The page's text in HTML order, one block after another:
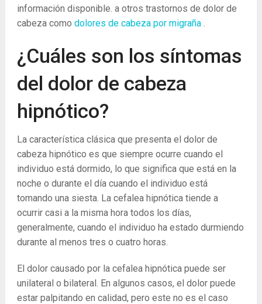
información disponible. a otros trastornos de dolor de
cabeza como dolores de cabeza por migraña .
¿Cuáles son los síntomas
del dolor de cabeza
hipnótico?
La característica clásica que presenta el dolor de
cabeza hipnótico es que siempre ocurre cuando el
individuo está dormido, lo que significa que está en la
noche o durante el día cuando el individuo está
tomando una siesta. La cefalea hipnótica tiende a
ocurrir casi a la misma hora todos los días,
generalmente, cuando el individuo ha estado durmiendo
durante al menos tres o cuatro horas.
El dolor causado por la cefalea hipnótica puede ser
unilateral o bilateral. En algunos casos, el dolor puede
estar palpitando en calidad, pero este no es el caso